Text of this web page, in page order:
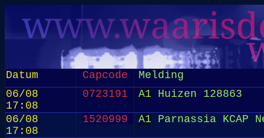
Datum Capcode
Melding
06/08
17:08
0723191 A1 Huizen 128863
06/08
17:08
1520999 A1 Parnassia KCAP